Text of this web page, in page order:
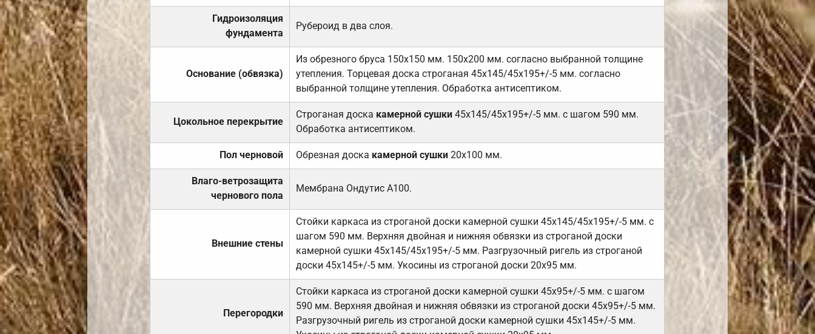
Гидроизоляция
фундамента
Рубероид в два слоя.
Основание (обвязка)
Из обрезного бруса 150х150 мм. 150х200 мм. согласно выбранной толщине
утепления. Торцевая доска строганая 45х145/45х195+/-5 мм. согласно
выбранной толщине утепления. Обработка антисептиком.
Цокольное перекрытие
Строганая доска камерной сушки 45х145/45х195+/-5 мм. с шагом 590 мм.
Обработка антисептиком.
Пол черновой Обрезная доска камерной сушки20х100 мм.
Влаго-ветрозащита
чернового пола
Мембрана Ондутис А100.
Внешние стены
Стойки каркаса из строганой доски камерной сушки 45х145/45х195+/-5 мм. с
шагом 590 мм. Верхняя двойная и нижняя обвязки из строганой доски
камерной сушки 45х145/45х195+/-5 мм. Разгрузочный ригель из строганой
доски 45х145+/-5 мм. Укосины из строганой доски 20х95 мм.
Перегородки
Стойки каркаса из строганой доски камерной сушки 45х95+/-5 мм. с шагом
590 мм. Верхняя двойная и нижняя обвязки из строганой доски 45х95+/-5 мм.
Разгрузочный ригель из строганой доски камерной сушки 45х145+/-5 мм.